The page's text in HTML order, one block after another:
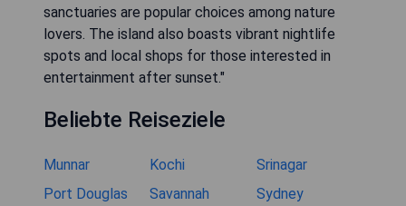
sanctuaries are popular choices among nature
lovers. The island also boasts vibrant nightlife
spots and local shops for those interested in
entertainment after sunset."
Beliebte Reiseziele
Munnar Kochi
Srinagar
Port Douglas
Savannah Sydney